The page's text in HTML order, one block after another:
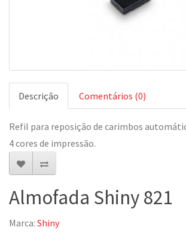
Descrição Comentários (0)
Refil para reposição de carimbos
4 cores de impressão.
Almofada Shiny 821
Marca: Shiny